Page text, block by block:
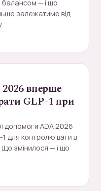
— і що
залежатиме від
2026 вперше
GLP-1 при
допомоги ADA 2026
для контролю ваги в
Що змінилося — і що